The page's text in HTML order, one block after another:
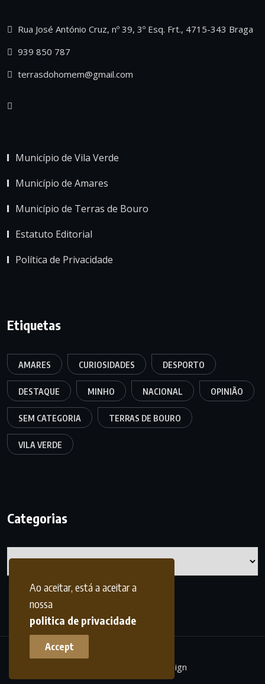
Ao aceitar, está a aceitar a
nossa
politica de privacidade
Accept
Rua José António Cruz, nº 39, 3º Esq. Frt., 4715-343 Braga
939 850 787
terrasdohomem@gmail.com
Município de Vila Verde
Município de Amares
Município de Terras de Bouro
Estatuto Editorial
Política de Privacidade
Etiquetas
AMARES CURIOSIDADES DESPORTO
DESTAQUE MINHO NACIONAL OPINIÃO
SEM CATEGORIA TERRAS DE BOURO
VILA VERDE
Categorias
frdesign